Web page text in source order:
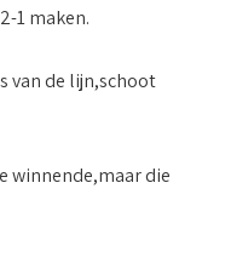
1 maken.
van de lijn,schoot
winnende,maar die